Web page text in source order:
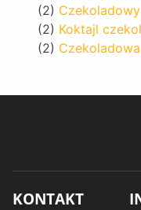
(2)
(2) Koktajl
(2)
KONTAKT